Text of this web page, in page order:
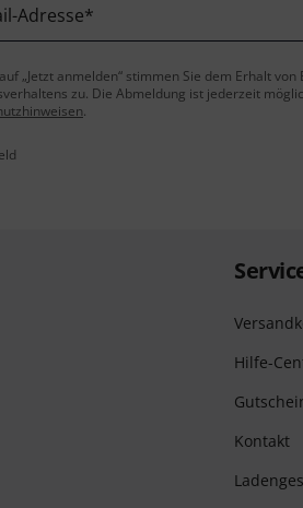
Adresse*
„Jetzt anmelden“ stimmen Sie dem Erhalt
zu. Die Abmeldung ist jederzeit
.
Hilfe-
Kontakt